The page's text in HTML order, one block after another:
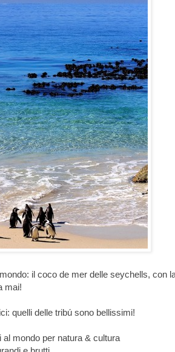
il coco de mer delle seychells, con
mai!
quelli delle tribú sono bellissimi!
mondo per natura & cultura